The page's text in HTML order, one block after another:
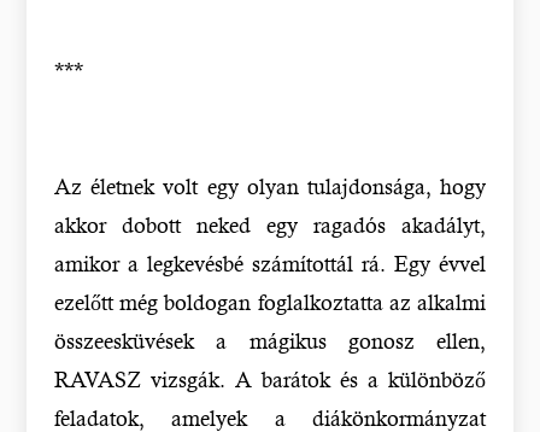
***
Az életnek volt egy olyan tulajdonsága, hogy
akkor dobott neked egy ragadós akadályt,
amikor a legkevésbé számítottál rá. Egy évvel
ezelőtt még boldogan foglalkoztatta az alkalmi
összeesküvések a mágikus gonosz ellen,
RAVASZ vizsgák. A barátok és a különböző
feladatok, amelyek a diákönkormányzat